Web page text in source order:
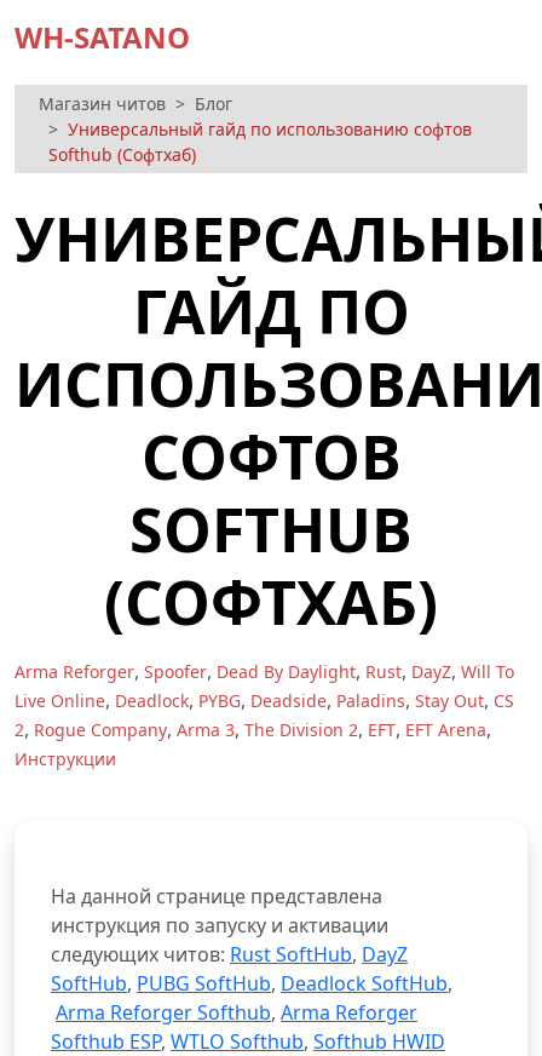
WH-SATANO
Магазин читов
Блог
Универсальный гайд по использованию софтов
Softhub (Софтхаб)
ГАЙД ПО
СОФТОВ
SOFTHUB
(СОФТХАБ)
Arma Reforger, Spoofer, Dead By Daylight, Rust, DayZ, Will To
Live Online, Deadlock, PYBG, Deadside, Paladins, Stay Out, CS
2, Rogue Company, Arma 3, The Division 2, EFT, EFT Arena,
Инструкции
На данной странице представлена
инструкция по запуску и активации
следующих читов: Rust SoftHub, DayZ
SoftHub, PUBG SoftHub, Deadlock SoftHub,
Arma Reforger Softhub, Arma Reforger
Softhub ESP, WTLO Softhub, Softhub HWID